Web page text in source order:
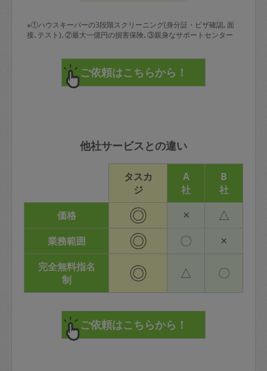
※①ハウスキーパーの3段階スクリーニング(身分証・ビザ確認､面
接､テスト)､②最大一億円の損害保険､③親身なサポートセンター
他社サービスとの違い
タスカ
ジ
A
社
B
社
価格
◎ × △
業務範囲 ◎ 〇 ×
完全無料指名
制
◎ △ 〇